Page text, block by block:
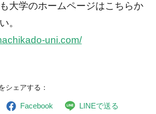
大学のホームページはこちらか
。
uni.com/
シェアする：
Facebook LINEで送る